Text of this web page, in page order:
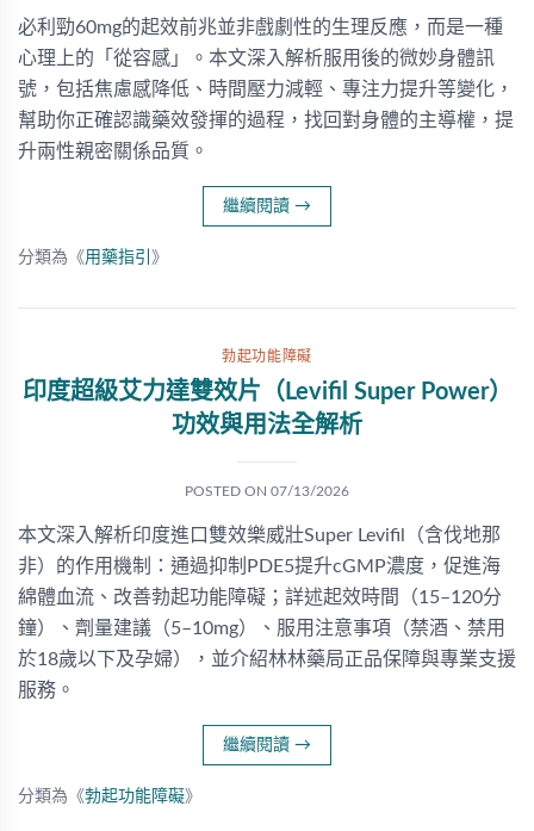
必利勁60mg的起效前兆並非戲劇性的生理反應，而是一種
心理上的「從容感」。本文深入解析服用後的微妙身體訊
號，包括焦慮感降低、時間壓力減輕、專注力提升等變化，
幫助你正確認識藥效發揮的過程，找回對身體的主導權，提
升兩性親密關係品質。
繼續閱讀 →
分類為《用藥指引 》
勃起功能障礙
印度超級艾力達雙效片（Levifil Super Power）
功效與用法全解析
POSTED ON 07/13/2026
本文深入解析印度進口雙效樂威壯Super Levifil（含伐地那
非）的作用機制：通過抑制PDE5提升cGMP濃度，促進海
綿體血流、改善勃起功能障礙；詳述起效時間（15–120分
鐘）、劑量建議（5–10mg）、服用注意事項（禁酒、禁用
於18歲以下及孕婦），並介紹林林藥局正品保障與專業支援
服務。
繼續閱讀 →
分類為《勃起功能障礙》